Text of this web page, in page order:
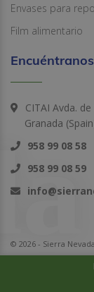
Envases para
Film alimentario
CITAI Avda.
Granada
958 99 08 58
958 99 08 59
© 2026 - Sierra